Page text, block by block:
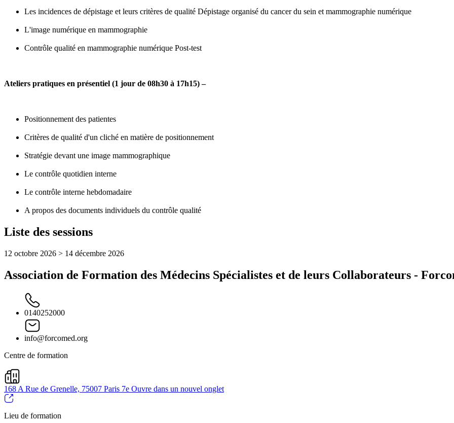
Les incidences de dépistage et leurs critères de qualité Dépistage organisé du cancer du sein et mammographie numérique
L'image numérique en mammographie
Contrôle qualité en mammographie numérique Post-test
Ateliers pratiques en présentiel (1 jour de 08h30 à 17h15) –
Positionnement des patientes
Critères de qualité d'un cliché en matière de positionnement
Stratégie devant une image mammographique
Le contrôle quotidien interne
Le contrôle interne hebdomadaire
A propos des documents individuels du contrôle qualité
Liste des sessions
12 octobre 2026 > 14 décembre 2026
Association de Formation des Médecins Spécialistes et de leurs Collaborateurs -
0140252000
info@forcomed.org
Centre de formation
168 A Rue de Grenelle, 75007 Paris 7e Ouvre dans un nouvel onglet
Lieu de formation